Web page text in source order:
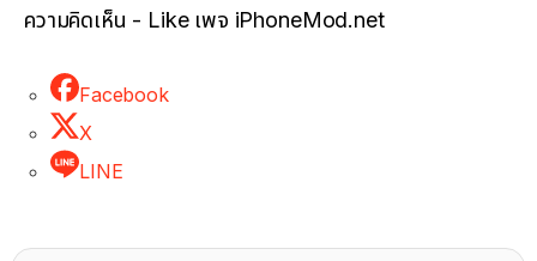
ความคิดเห็น - Like เพจ iPhoneMod.net
Facebook
X
LINE